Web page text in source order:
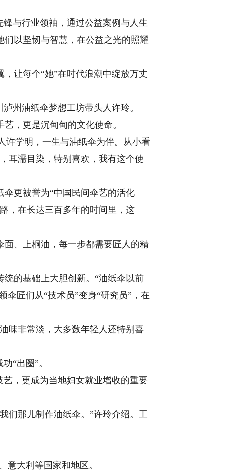
与行业领袖，通过公益案例与人生
以坚韧与智慧，在公益之光的照耀
让每个“她”在时代浪潮中绽放万丈
州油纸伞梦想工坊带头人许玲。
，更是沉甸甸的文化使命。
学明，一生与油纸伞为伴。从小看
耳濡目染，特别喜欢，我有这个使
更被誉为“中国民间伞艺的活化
，在长达三百多年的时间里，这
、上桐油，每一步都需要匠人的精
的基础上大胆创新。“油纸伞以前
伞匠们从“技术员”变身“研究员”，在
味非常淡，大多数年轻人还特别喜
“出圈”。
，更成为当地妇女就业增收的重要
那儿制作油纸伞。”许玲介绍。工
大利等国家和地区。